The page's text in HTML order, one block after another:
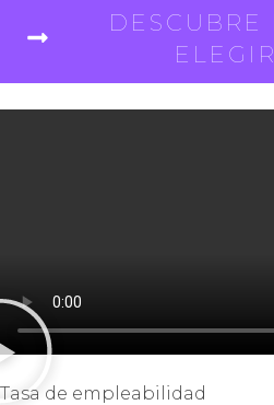
DESCUBRE
Tasa de empleabilidad